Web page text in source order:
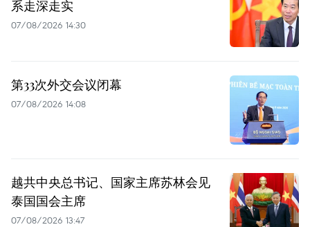
系走深走实
07/08/2026 14:30
第33次外交会议闭幕
07/08/2026 14:08
越共中央总书记、国家主席苏林会见
泰国国会主席
07/08/2026 13:47